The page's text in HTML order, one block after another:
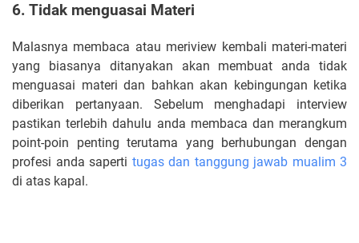
6. Tidak menguasai Materi
Malasnya membaca atau meriview kembali materi-materi
yang biasanya ditanyakan akan membuat anda tidak
menguasai materi dan bahkan akan kebingungan ketika
diberikan pertanyaan. Sebelum menghadapi interview
pastikan terlebih dahulu anda membaca dan merangkum
point-poin penting terutama yang berhubungan dengan
profesi anda saperti tugas dan tanggung jawab mualim 3
di atas kapal.